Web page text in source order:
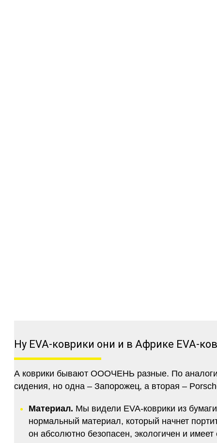
Ну EVA-коврики они и в Африке EVA-
А коврики бывают ОООЧЕНЬ разные. По
сидения, но одна – Запорожец, а вторая –
Материал. Мы видели EVA-коврики из
нормальный материал, который начнет
он абсолютно безопасен, экологичен и